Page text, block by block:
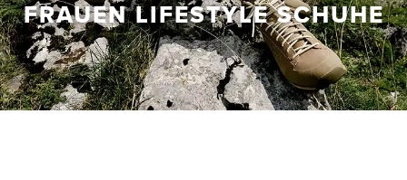
FRAUEN LIFESTYLE SCHUHE